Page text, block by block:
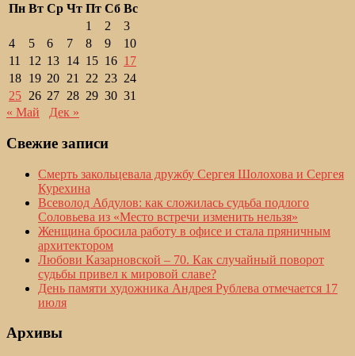
Пн Вт Ср Чт Пт Сб Вс
1
2
3
4
5 6 7 8 9
10
11
12 13 14 15 16 17
18 19 20 21 22 23 24
25 26 27 28 29 30 31
« Май
Дек »
Свежие записи
Смерть закольцевала дружбу Сергея Шолохова и Сергея
Курехина
Всеволод Абдулов: как сложилась судьба подлого
Соловьева из «Место встречи изменить нельзя»
Женщина бросила работу в офисе и стала пряничным
архитектором
Любови Казарновской – 70. Как случайный поворот
судьбы привел к мировой славе?
День памяти художника Андрея Рублева отмечается 17
июля
Архивы